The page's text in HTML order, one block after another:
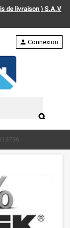
de livraison ) S.A.V
search
person Connexion